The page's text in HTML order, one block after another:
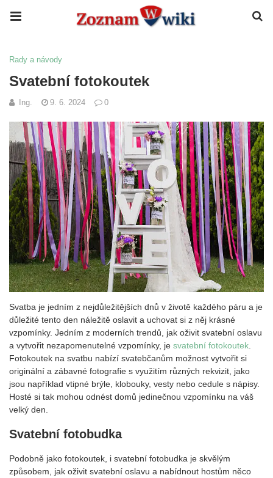
Rady a návody
Svatební fotokoutek
Ing. 9. 6. 2024 0
Svatba je jedním z nejdůležitějších dnů v životě každého páru a je
důležité tento den náležitě oslavit a uchovat si z něj krásné
vzpomínky. Jedním z moderních trendů, jak oživit svatební oslavu
a vytvořit nezapomenutelné vzpomínky, je svatební fotokoutek
Fotokoutek na svatbu nabízí svatebčanům možnost vytvořit si
originální a zábavné fotografie s využitím různých rekvizit, jako
jsou například vtipné brýle, klobouky, vesty nebo cedule s nápisy.
Hosté si tak mohou odnést domů jedinečnou vzpomínku na váš
velký den.
Svatební fotobudka
Podobně jako fotokoutek, i svatební fotobudka je skvělým
způsobem, jak oživit svatební oslavu a nabídnout hostům něco